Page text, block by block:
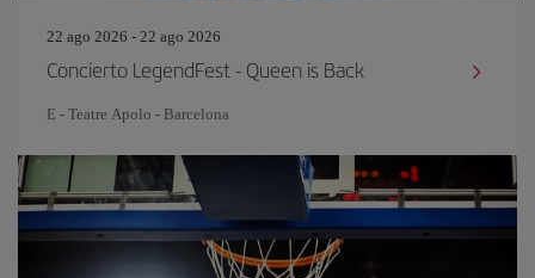
22 ago 2026 - 22 ago 2026
Concierto LegendFest - Queen is Back
E - Teatre Apolo - Barcelona